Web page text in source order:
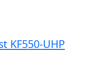
KF550-UHP